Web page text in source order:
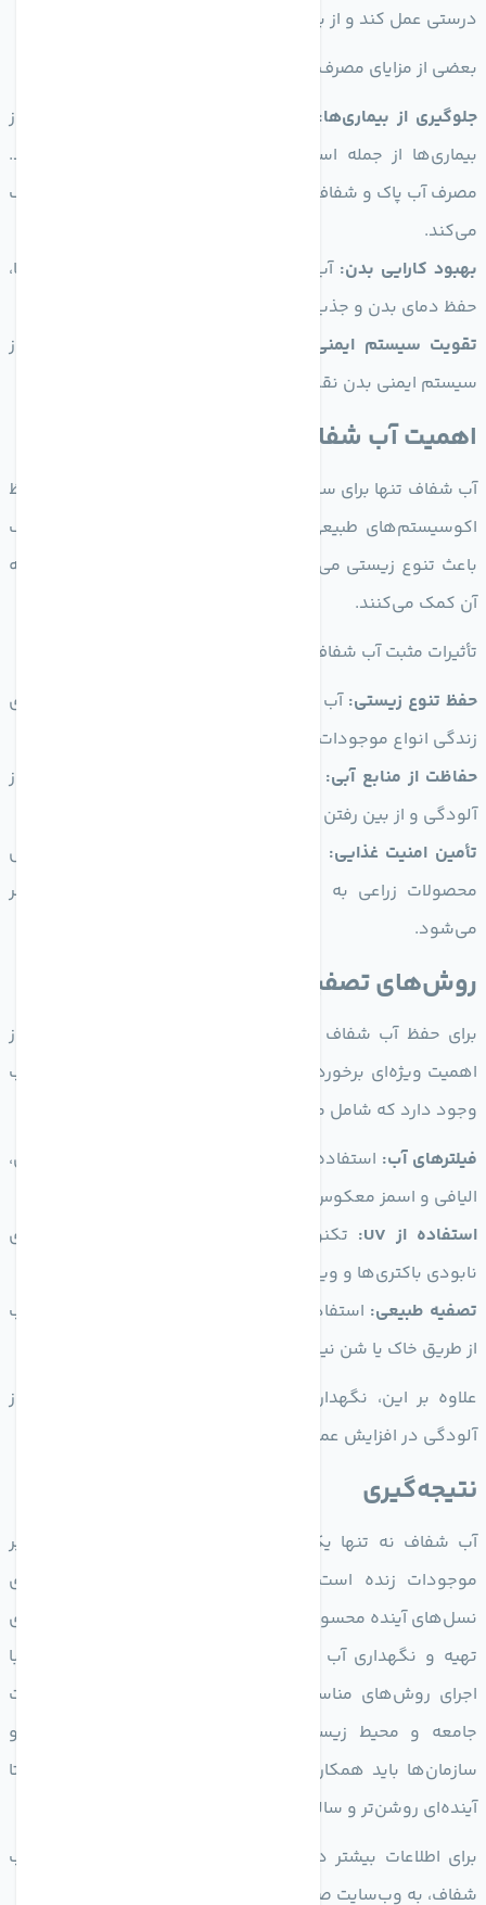
درستی عمل کند و از بروز بیماری‌های مختلف جلوگیری شود.
بعضی از مزایای مصرف آب شفاف شامل موارد زیر هستند:
جلوگیری از بیماری‌ها: آب آلوده می‌تواند عامل اصلی بسیاری از
بیماری‌ها از جمله اسهال، هپاتیت A و دیگر عفونت‌ها باشد.
مصرف آب پاک و شفاف به کاهش خطر ابتلا به این بیماری‌ها کمک
می‌کند.
بهبود کارایی بدن: آب کافی و شفاف به بهبود عملکرد کلیه‌ها،
حفظ دمای بدن و جذب مواد مغذی کمک می‌کند.
تقویت سیستم ایمنی:
آب شفاف در دفع سموم و حمایت از
سیستم ایمنی بدن نقش بسزایی دارد.
اهمیت آب شفاف برای محیط زیست
آب شفاف تنها برای سلامت انسان‌ها اهمیت ندارد، بلکه برای حفظ
اکوسیستم‌های طبیعی نیز قدمی اساسی است. مناطق آبی پاک
باعث تنوع زیستی می‌شوند و به حفظ حیات جانداران وابسته به
آن کمک می‌کنند.
تأثیرات مثبت آب شفاف بر محیط زیست شامل موارد زیر است:
حفظ تنوع زیستی: آب شفاف و سالم محیط زیست مناسبی را برای
زندگی انواع موجودات زنده فر اهم می‌کند.
حفاظت از منابع آبی: با نگهداری از منابع آبی شفاف، می‌توان از
آلودگی و از بین رفتن این منابع جلوگیری کرد.
تأمین امنیت غذایی: استفاده از آب پاک در کشاورزی و پرورش
محصولات زراعی به تولید محصولاتی سالم و با کیفیت منجر
می‌شود.
روش‌های تصفیه و نگهداری آب
برای حفظ آب شفاف و سالم، تصفیه و نگهداری مناسب آن از
اهمیت ویژه‌ای برخوردار است. روش‌های مختلفی برای تصفیه آب
وجود دارد که شامل موارد زیر می‌شود:
فیلترهای آب: استفاده از فیلترهای مختلف مانند فیلترهای کربنی،
الیافی و اسمز معکوس می‌تواند به حذف آلودگی‌ها کمک کند.
استفاده از UV:
تکنولوژی نور فرابنفش یک روش موثر برای
نابودی باکتری‌ها و ویروس‌ها در آب است.
تصفیه طبیعی: استفاده از روش‌های طبیعی مانند فیلتر کردن آب
از طریق خاک یا شن نیز می‌تواند به حفظ آب شفاف کمک کند.
علاوه بر این، نگهداری آب شفاف در ظروف مناسب و دور از
آلودگی در افزایش عمر آن تاثیر به‌سزایی دارد.
نتیجه‌گیری
آب شفاف نه تنها یک منبع حیات‌بخش برای انسان‌ها و سایر
موجودات زنده است، بلکه حفظ آن یک وظیفه حیاتی برای
نسل‌های آینده محسوب می‌شود. توجه به کیفیت آب و تلاش برای
تهیه و نگهداری آب شفاف از اهمیت بالایی برخوردار است. با
اجرای روش‌های مناسب تصفیه و حفظ آب می‌توان به سلامت
جامعه و محیط زیست کمک کرد. به همین دلیل، افراد و
سازمان‌ها باید همکاری لازم را در این زمینه به عمل آوردند تا
آینده‌ای روشن‌تر و سالم‌تر برای بشر و طبیعت فراهم کنیم.
برای اطلاعات بیشتر در مورد تصفیه آب و راه‌های نگهداری آب
شفاف، به وب‌سایت صنایع تصفیه آب ماهان مراجعه کنید.